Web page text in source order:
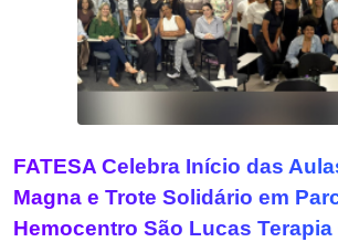
FATESA Celebra Início das
Magna e Trote Solidário em
Hemocentro São Lucas Terapia